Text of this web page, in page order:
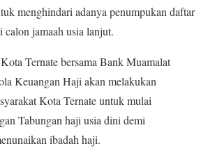
menghindari adanya penumpukan daftar
jamaah usia lanjut.
Ternate bersama Bank Muamalat
Keuangan Haji akan melakukan
Kota Ternate untuk mulai
Tabungan haji usia dini demi
ibadah haji.